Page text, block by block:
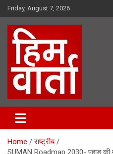
Skip
to
content
Friday, August 7, 2026
Him Varta
Home
राष्ट्रीय
SUMAN Roadmap 2030- पहाड़ की